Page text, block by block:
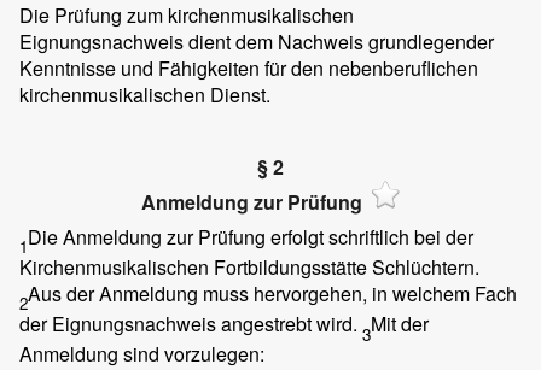
Die Prüfung zum kirchenmusikalischen
Eignungsnachweis dient dem Nachweis grundlegender
Kenntnisse und Fähigkeiten für den nebenberuflichen
kirchenmusikalischen Dienst.
§ 2
Anmeldung zur Prüfung
1Die Anmeldung zur Prüfung erfolgt schriftlich bei der
Kirchenmusikalischen Fortbildungsstätte Schlüchtern.
2Aus der Anmeldung muss hervorgehen, in welchem Fach
der Eignungsnachweis angestrebt wird. 3Mit der
Anmeldung sind vorzulegen: